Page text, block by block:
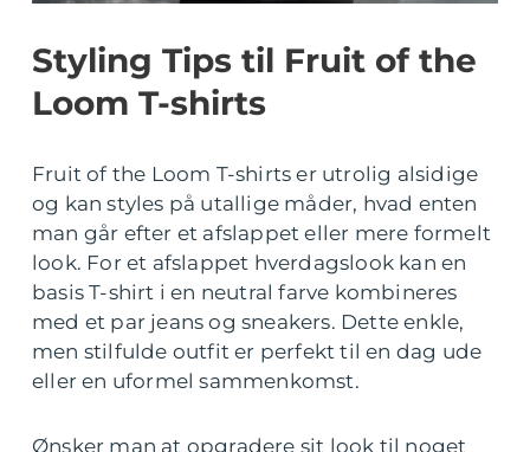
Styling Tips til Fruit of the
Loom T-shirts
Fruit of the Loom T-shirts er utrolig alsidige
og kan styles på utallige måder, hvad enten
man går efter et afslappet eller mere formelt
look. For et afslappet hverdagslook kan en
basis T-shirt i en neutral farve kombineres
med et par jeans og sneakers. Dette enkle,
men stilfulde outfit er perfekt til en dag ude
eller en uformel sammenkomst.
Ønsker man at opgradere sit look til noget